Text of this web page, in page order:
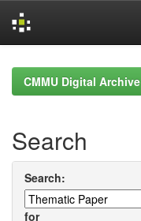
navigationCMMU Digital Archive
Search
Search:
for